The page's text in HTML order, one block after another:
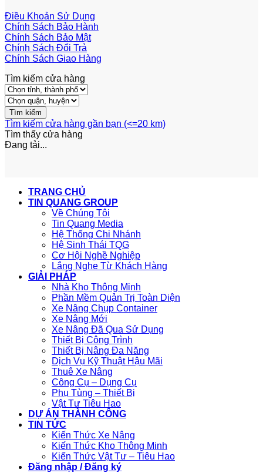
Điều Khoản Sử Dụng
Chính Sách Bảo Hành
Chính Sách Bảo Mật
Chính Sách Đổi Trả
Chính Sách Giao Hàng
Tìm kiếm cửa hàng
Tìm kiếm cửa hàng gần bạn (<=20 km)
Tìm thấy cửa hàng
Đang tải...
TRANG CHỦ
TIN QUANG GROUP
Về Chúng Tôi
Tin Quang Media
Hệ Thống Chi Nhánh
Hệ Sinh Thái TQG
Cơ Hội Nghề Nghiệp
Lắng Nghe Từ Khách Hàng
GIẢI PHÁP
Nhà Kho Thông Minh
Phần Mềm Quản Trị Toàn Diện
Xe Nâng Chụp Container
Xe Nâng Mới
Xe Nâng Đã Qua Sử Dụng
Thiết Bị Công Trình
Thiết Bị Nâng Đa Năng
Dịch Vụ Kỹ Thuật Hậu Mãi
Thuê Xe Nâng
Công Cụ – Dụng Cụ
Phụ Tùng – Thiết Bị
Vật Tư Tiêu Hao
DỰ ÁN THÀNH CÔNG
TIN TỨC
Kiến Thức Xe Nâng
Kiến Thức Kho Thông Minh
Kiến Thức Vật Tư – Tiêu Hao
Đăng nhập / Đăng ký